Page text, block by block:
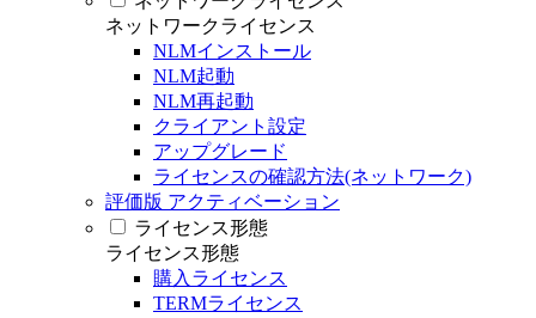
ネットワークライセンス
NLMインストール
NLM起動
NLM再起動
クライアント設定
アップグレード
ライセンスの確認方法(ネットワーク)
評価版 アクティベーション
ライセンス形態
ライセンス形態
購入ライセンス
TERMライセンス